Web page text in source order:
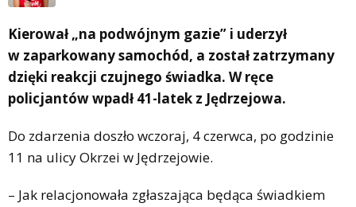
Kierował „na podwójnym gazie” i uderzył
w zaparkowany samochód, a został zatrzymany
dzięki reakcji czujnego świadka. W ręce
policjantów wpadł 41-latek z Jędrzejowa.
Do zdarzenia doszło wczoraj, 4 czerwca, po godzinie
11 na ulicy Okrzei w Jędrzejowie.
– Jak relacjonowała zgłaszająca będąca świadkiem